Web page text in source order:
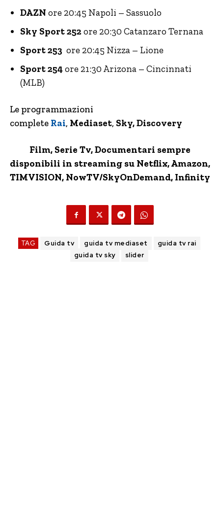
DAZN ore 20:45 Napoli – Sassuolo
Sky Sport 252ore 20:30 Catanzaro Ternana
Sport 253 ore 20:45 Nizza – Lione
Sport 254ore 21:30 Arizona – Cincinnati
(MLB)
Le programmazioni
complete Rai, Mediaset, Sky, Discovery
Film, Serie Tv, Documentari sempre
disponibili in streaming su Netflix,Amazon,
TIMVISION, NowTV/SkyOnDemand, Infinity
TAG Guida tv guida tv mediaset
guida tv rai
guida tv sky
slider